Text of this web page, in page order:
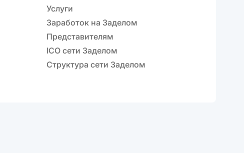
Услуги
Заработок на Заделом
Представителям
ICO сети Заделом
Структура сети Заделом